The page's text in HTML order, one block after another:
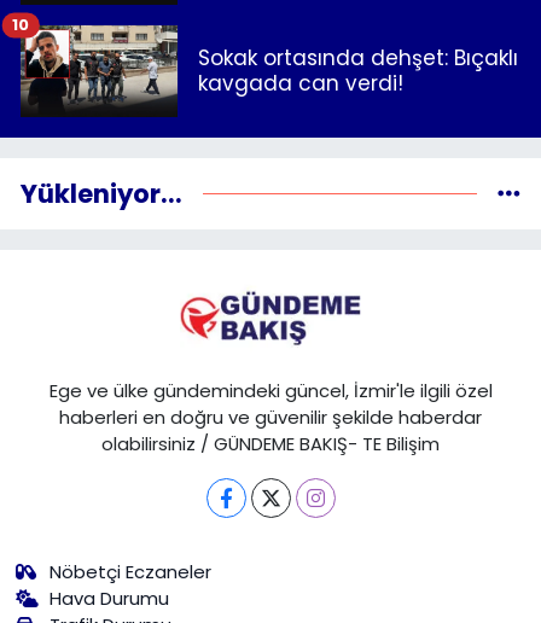
Sokak ortasında dehşet: Bıçaklı
kavgada can verdi!
10
Yükleniyor...
Ege ve ülke gündemindeki güncel, İzmir'le ilgili özel
haberleri en doğru ve güvenilir şekilde haberdar
olabilirsiniz / GÜNDEME BAKIŞ- TE Bilişim
Nöbetçi Eczaneler
Hava Durumu